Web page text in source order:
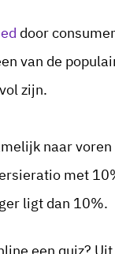
door
van de
zijn.
naar
met
ligt dan 10%.